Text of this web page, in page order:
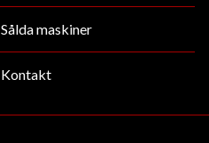
Sålda maskiner
Kontakt